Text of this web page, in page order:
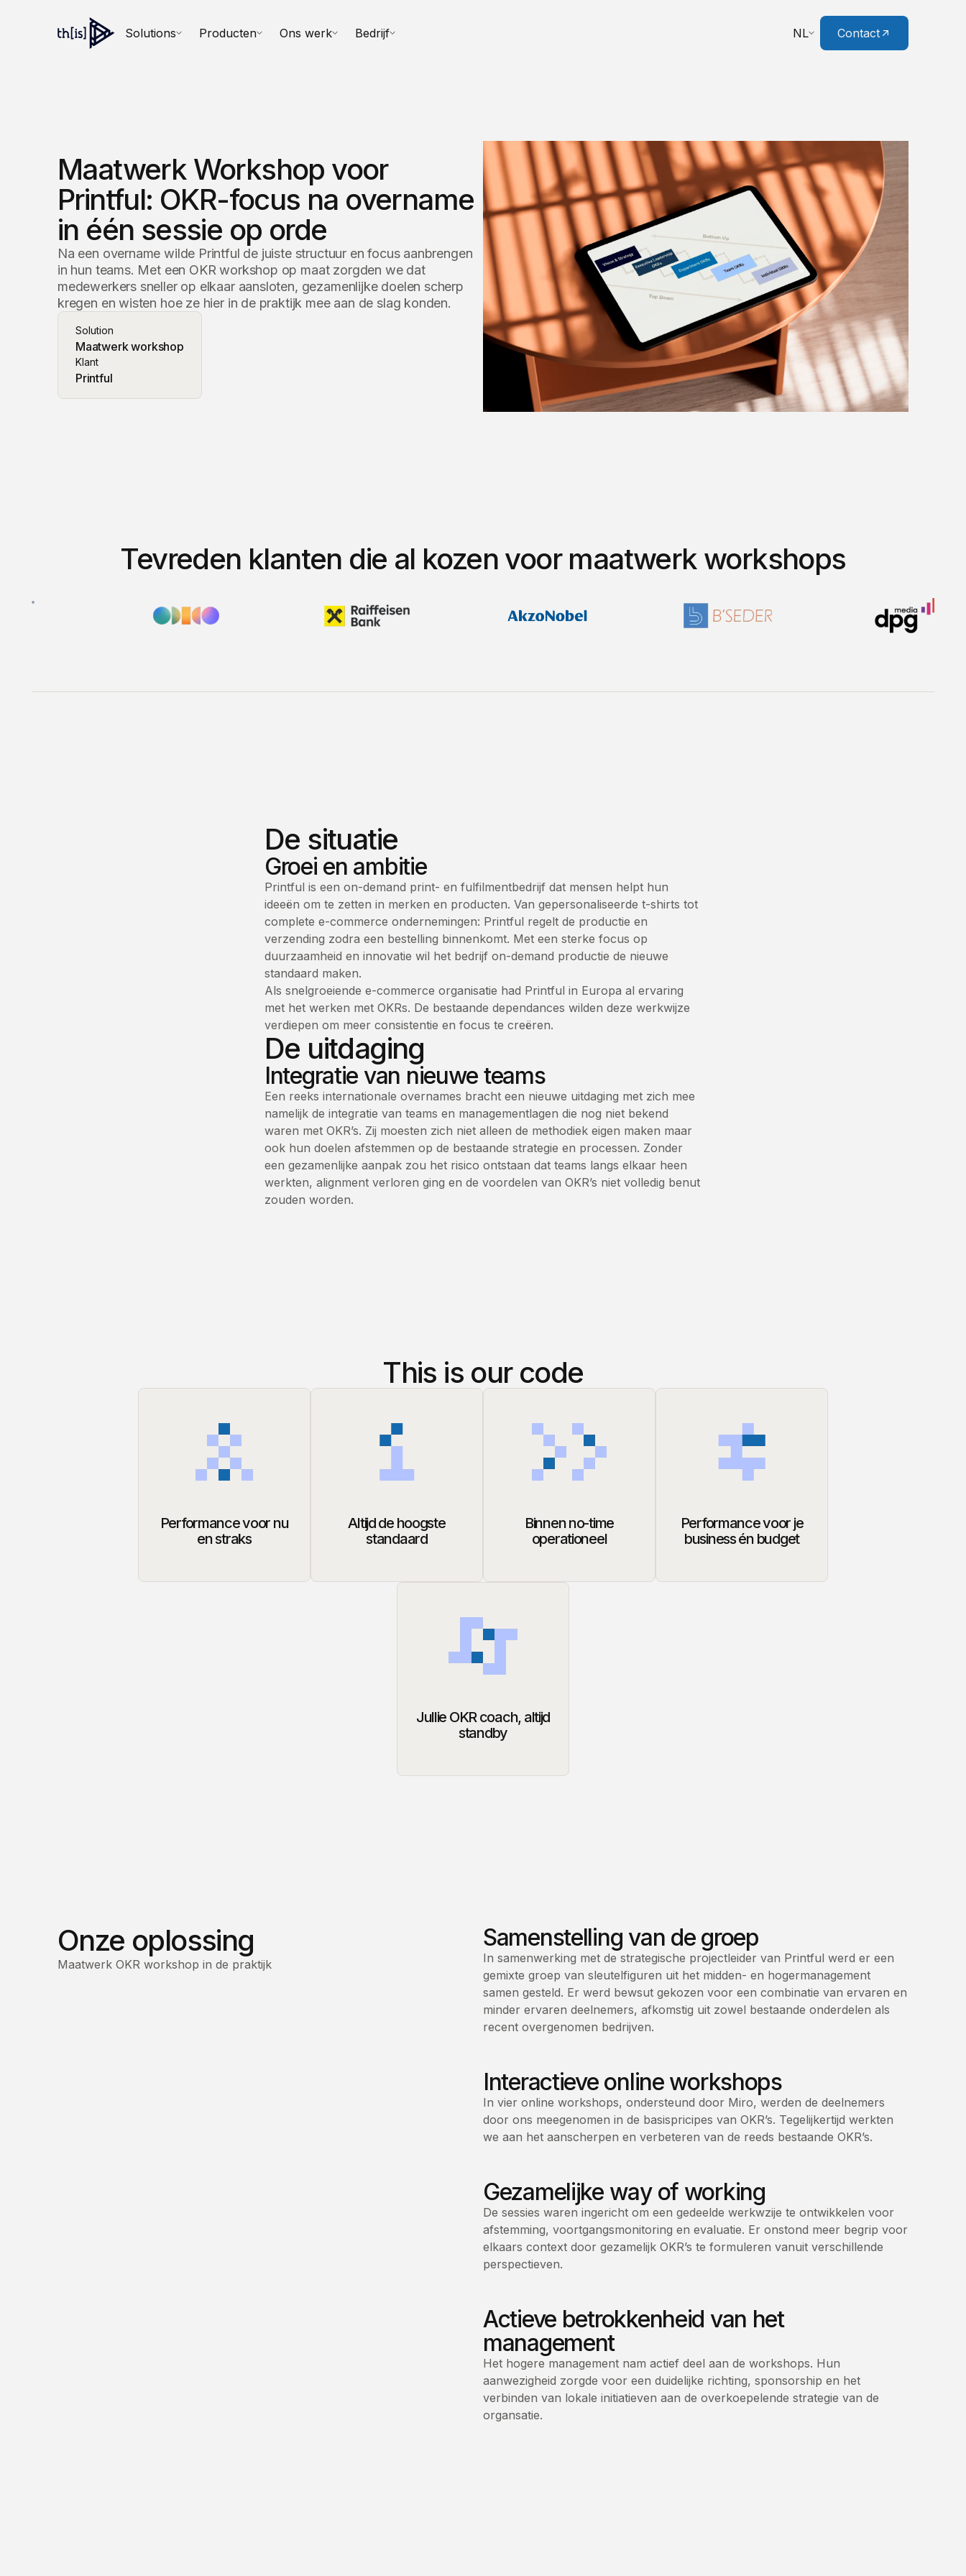
Solutions Producten Ons werk Bedrijf NL Contact
Maatwerk Workshop voor
Printful: OKR-focus na overname
in één sessie op orde
Na een overname wilde Printful de juiste structuur en focus aanbrengen
in hun teams. Met een OKR workshop op maat zorgden we dat
medewerkers sneller op elkaar aansloten, gezamenlijke doelen scherp
kregen en wisten hoe ze hier in de praktijk mee aan de slag konden.
Solution
Maatwerk workshop
Klant
Printful
Tevreden klanten die al kozen voor maatwerk workshops
De situatie
Groei en ambitie
Printful is een on-demand print- en fulfilmentbedrijf dat mensen helpt hun
ideeën om te zetten in merken en producten. Van gepersonaliseerde t-shirts tot
complete e-commerce ondernemingen: Printful regelt de productie en
verzending zodra een bestelling binnenkomt. Met een sterke focus op
duurzaamheid en innovatie wil het bedrijf on-demand productie de nieuwe
standaard maken.
Als snelgroeiende e-commerce organisatie had Printful in Europa al ervaring
met het werken met OKRs. De bestaande dependances wilden deze werkwijze
verdiepen om meer consistentie en focus te creëren.
De uitdaging
Integratie van nieuwe teams
Een reeks internationale overnames bracht een nieuwe uitdaging met zich mee
namelijk de integratie van teams en managementlagen die nog niet bekend
waren met OKR’s. Zij moesten zich niet alleen de methodiek eigen maken maar
ook hun doelen afstemmen op de bestaande strategie en processen. Zonder
een gezamenlijke aanpak zou het risico ontstaan dat teams langs elkaar heen
werkten, alignment verloren ging en de voordelen van OKR’s niet volledig benut
zouden worden.
This is our code
Performance voor nu
en straks
Altijd de hoogste
standaard
Binnen no-time
operationeel
Performance voor je
business én budget
Jullie OKR coach, altijd
standby
Onze oplossing
Maatwerk OKR workshop in de praktijk
Samenstelling van de groep
In samenwerking met de strategische projectleider van Printful werd er een
gemixte groep van sleutelfiguren uit het midden- en hogermanagement
samen gesteld. Er werd bewsut gekozen voor een combinatie van ervaren en
minder ervaren deelnemers, afkomstig uit zowel bestaande onderdelen als
recent overgenomen bedrijven.
Interactieve online workshops
In vier online workshops, ondersteund door Miro, werden de deelnemers
door ons meegenomen in de basispricipes van OKR’s. Tegelijkertijd werkten
we aan het aanscherpen en verbeteren van de reeds bestaande OKR’s.
Gezamelijke way of working
De sessies waren ingericht om een gedeelde werkwzije te ontwikkelen voor
afstemming, voortgangsmonitoring en evaluatie. Er onstond meer begrip voor
elkaars context door gezamelijk OKR’s te formuleren vanuit verschillende
perspectieven.
Actieve betrokkenheid van het
management
Het hogere management nam actief deel aan de workshops. Hun
aanwezigheid zorgde voor een duidelijke richting, sponsorship en het
verbinden van lokale initiatieven aan de overkoepelende strategie van de
organsatie.